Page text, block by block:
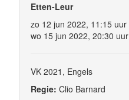
Etten-Leur
zo 12 jun 2022, 11:15 uur
wo 15 jun 2022, 20:30 uur
VK 2021, Engels
Regie: Clio Barnard